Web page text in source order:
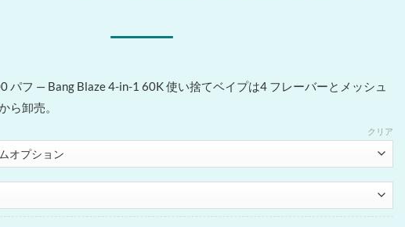
パフ — Bang Blaze 4-in-1 60K 使い捨てベイプは4 フレーバーとメッシュ
ら卸売。
クリア